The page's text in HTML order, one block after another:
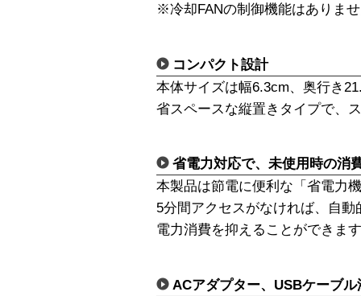
※冷却FANの制御機能はありま
コンパクト設計
本体サイズは幅6.3cm、奥行き
省スペースな縦置きタイプで、
省電力対応で、未使用時の消
本製品は節電に便利な「省電力
5分間アクセスがなければ、自
電力消費を抑えることができま
ACアダプター、USBケーブル